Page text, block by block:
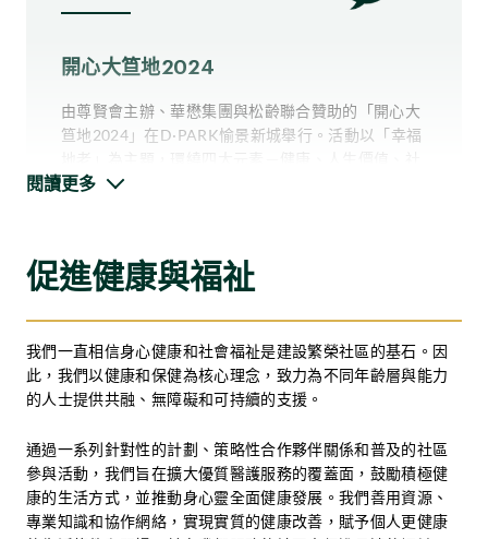
開心大笪地2024
由尊賢會主辦、華懋集團與松齡聯合贊助的「開心大
笪地2024」在D·PARK愉景新城舉行。活動以「幸福
交連繫和財務穩健，重新定義長者生活。活動為期兩
松齡與多間創新科技公司合作，展示通過尖端科技來
安老院舍的虛擬導覽。這種突破性的方法提高了透明
度，促進了社區信任，並打破坊間對安老院舍的刻板
印象，例如認為院舍生活必然導致社交孤立或缺乏關
事，積極重塑公眾對安老院舍的觀感，展示長者照護
同樣充滿關懷、互動和支援並重的。
閱讀更多
促進健康與福祉
我們一直相信身心健康和社會福祉是建設繁榮社區的基石。因
此，我們以健康和保健為核心理念，致力為不同年齡層與能力
的人士提供共融、無障礙和可持續的支援。
通過一系列針對性的計劃、策略性合作夥伴關係和普及的社區
參與活動，我們旨在擴大優質醫護服務的覆蓋面，鼓勵積極健
康的生活方式，並推動身心靈全面健康發展。我們善用資源、
專業知識和協作網絡，實現實質的健康改善，賦予個人更健康